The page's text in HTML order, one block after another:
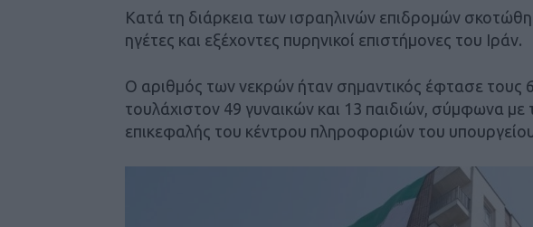
Κατά τη διάρκεια των ισραηλινών επιδρομών
ηγέτες και εξέχοντες πυρηνικοί επιστήμονες του Ιράν.
Ο αριθμός των νεκρών ήταν σημαντικός έφτασε τους
τουλάχιστον 49 γυναικών και 13 παιδιών, σύμφωνα με
επικεφαλής του κέντρου πληροφοριών του